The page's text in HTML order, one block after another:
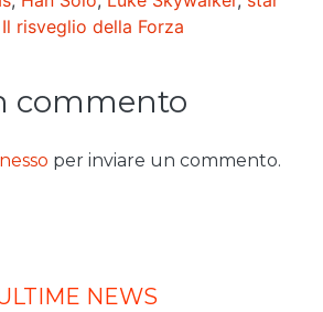
risveglio della Forza
commento
per inviare un commento.
NEWS